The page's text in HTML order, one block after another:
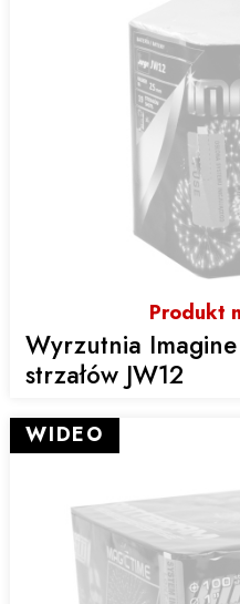
Produkt
Wyrzutnia
strzałów JW12
WIDEO